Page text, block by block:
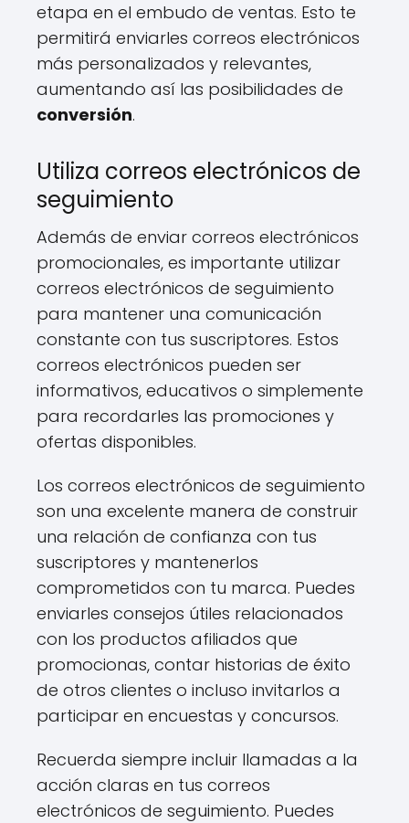
etapa en el embudo de ventas. Esto te
permitirá enviarles correos electrónicos
más personalizados y relevantes,
aumentando así las posibilidades de
conversión.
Utiliza correos electrónicos de
seguimiento
Además de enviar correos electrónicos
promocionales, es importante utilizar
correos electrónicos de seguimiento
para mantener una comunicación
constante con tus suscriptores. Estos
correos electrónicos pueden ser
informativos, educativos o simplemente
para recordarles las promociones y
ofertas disponibles.
Los correos electrónicos de seguimiento
son una excelente manera de construir
una relación de confianza con tus
suscriptores y mantenerlos
comprometidos con tu marca. Puedes
enviarles consejos útiles relacionados
con los productos afiliados que
promocionas, contar historias de éxito
de otros clientes o incluso invitarlos a
participar en encuestas y concursos.
Recuerda siempre incluir llamadas a la
acción claras en tus correos
electrónicos de seguimiento. Puedes